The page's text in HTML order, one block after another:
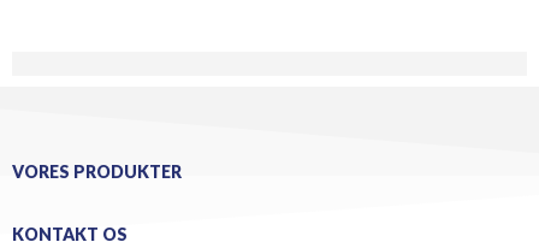
VORES PRODUKTER
KONTAKT OS